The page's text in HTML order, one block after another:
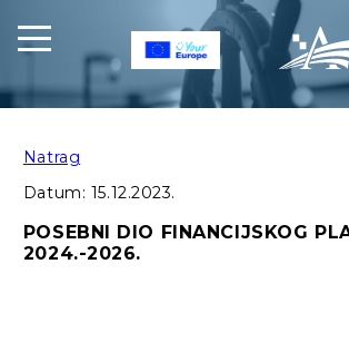
Natrag
Datum: 15.12.2023.
POSEBNI DIO FINANCIJSKOG
2024.-2026.